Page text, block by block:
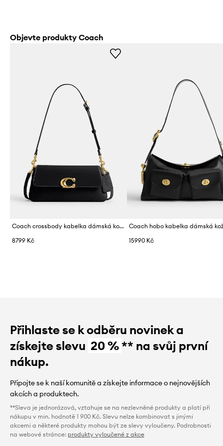
Objevte produkty Coach
Coach crossbody kabelka dámská kožená Jet
8799 Kč
15990 Kč
Přihlaste se k odběru novinek a
získejte slevu 20 %** na svůj první
nákup.
Připojte se k naší komunitě a získejte informace o nejnovějších
akcích a produktech.
**Sleva je jednorázová, vztahuje se na nezlevněné produkty a platí při
nákupu v min. hodnotě 1 900 Kč. Slevu nelze kombinovat s jinými
akcemi a některé produkty mohou být ze slevy vyloučeny. Podrobnosti
na webové stránce: produkty vyloučené z akce